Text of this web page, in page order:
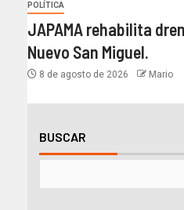
POLÍTICA
JAPAMA rehabilita
Nuevo San Miguel.
8 de agosto de 2026 Mario
BUSCAR